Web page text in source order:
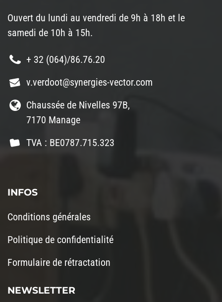
Ouvert du lundi au vendredi de 9h à 18h et le
samedi de 10h à 15h.
+ 32 (064)/86.76.20
v.verdoot@synergies-vector.com
Chaussée de Nivelles 97B,
7170 Manage
TVA : BE0787.715.323
INFOS
Conditions générales
Politique de confidentialité
Formulaire de rétractation
NEWSLETTER